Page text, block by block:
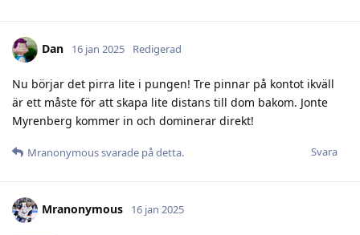
Dan 16 jan 2025 Redigerad
Nu börjar det pirra lite i pungen! Tre pinnar på kontot ikväll
är ett måste för att skapa lite distans till dom bakom. Jonte
Myrenberg kommer in och dominerar direkt!
Svara
Mranonymoussvarade på detta.
Mranonymous 16 jan 2025